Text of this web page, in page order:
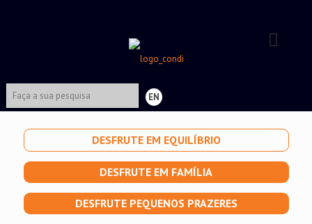
EN
DESFRUTE EM EQUILÍBRIO
DESFRUTE EM FAMÍLIA
DESFRUTE PEQUENOS PRAZERES